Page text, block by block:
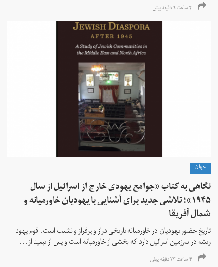
۴ ساعت ۹ دقیقه پیش
جهان
نگاهی به کتاب «جوامع یهودی خارج از اسرائیل از سال
۱۹۴۵»؛ تلاشی جدید برای آشنایی با یهودیان خاورمیانه و
شمال آفریقا
تاریخ حضور یهودیان در خاورمیانه تاریخی دراز و پرفراز و نشیب است. قوم یهود
ریشه در سرزمین اسرائیل دارد که بخشی از خاورمیانه است و پس از تبعید از...
۴ ساعت ۲۳ دقیقه پیش